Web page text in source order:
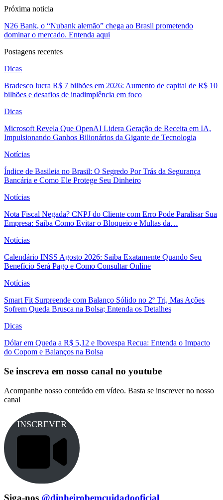
Próxima noticia
N26 Bank, o “Nubank alemão” chega ao Brasil prometendo
dominar o mercado. Entenda aqui
Postagens recentes
Dicas
Bradesco lucra R$ 7 bilhões em 2026: Aumento de capital de R$ 10
bilhões e desafios de inadimplência em foco
Dicas
Microsoft Revela Que OpenAI Lidera Geração de Receita em IA,
Impulsionando Ganhos Bilionários da Gigante de Tecnologia
Notícias
Índice de Basileia no Brasil: O Segredo Por Trás da Segurança
Bancária e Como Ele Protege Seu Dinheiro
Notícias
Nota Fiscal Negada? CNPJ do Cliente com Erro Pode Paralisar Sua
Empresa: Saiba Como Evitar o Bloqueio e Multas da…
Notícias
Calendário INSS Agosto 2026: Saiba Exatamente Quando Seu
Benefício Será Pago e Como Consultar Online
Notícias
Smart Fit Surpreende com Balanço Sólido no 2º Tri, Mas Ações
Sofrem Queda Brusca na Bolsa; Entenda os Detalhes
Dicas
Dólar em Queda a R$ 5,12 e Ibovespa Recua: Entenda o Impacto
do Copom e Balanços na Bolsa
Se inscreva em nosso canal no youtube
Acompanhe nosso conteúdo em vídeo. Basta se inscrever no nosso
canal
INSCREVER